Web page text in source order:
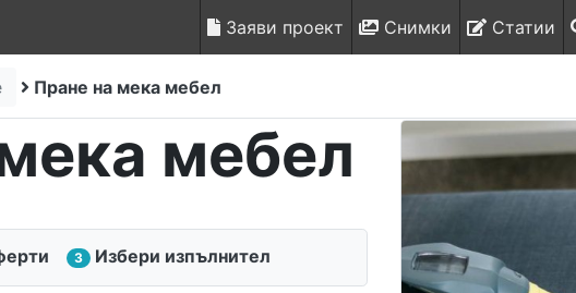
Заяви проект Снимки Статии
Пране на мека мебел
мебел
3 Избери изпълнител